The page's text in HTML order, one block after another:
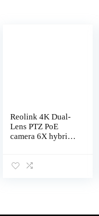
Reolink 4K Dual-
Lens PTZ PoE
camera 6X hybride
kleur, detectie van